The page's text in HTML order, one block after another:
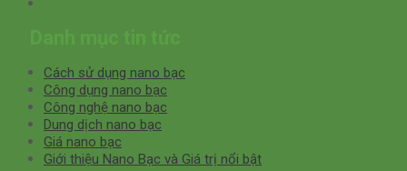
Cách sử dụng nano bạc
Công dụng nano bạc
Công nghệ nano bạc
Dung dịch nano bạc
Giá nano bạc
Giới thiệu Nano Bạc và Giá trị nổi bật